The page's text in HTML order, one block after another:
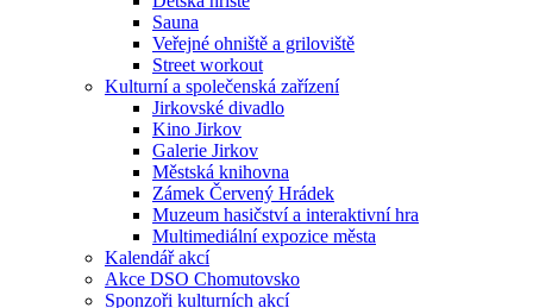
Sauna
Veřejné ohniště a griloviště
Street workout
Kulturní a společenská zařízení
Jirkovské divadlo
Kino Jirkov
Galerie Jirkov
Městská knihovna
Zámek Červený Hrádek
Muzeum hasičství a interaktivní hra
Multimediální expozice města
Kalendář akcí
Akce DSO Chomutovsko
Sponzoři kulturních akcí